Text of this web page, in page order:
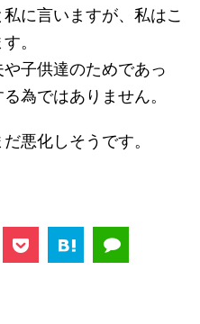
に言いますが、私はこ
。
子供達のためであっ
為ではありません。
悪化しそうです。